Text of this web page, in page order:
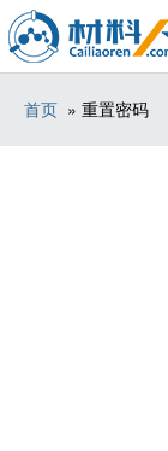
首页 » 重置密码